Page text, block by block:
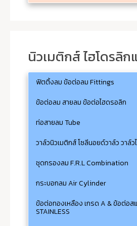
นิวเมติกส์ ไฮโดรลิก
ฟิตติ้งลม ข้อต่อลม Fittings
ข้อต่อลม สายลม ข้อต่อไฮดรอลิก
ท่อสายลม Tube
วาล์วนิวเมติกส์ โซลีนอยด์วาล์ว วาล์
ชุดกรองลม F.R.L Combination
กระบอกลม Air Cylinder
ข้อต่อทองเหลือง เกรด A & ข้อต่อส
STAINLESS